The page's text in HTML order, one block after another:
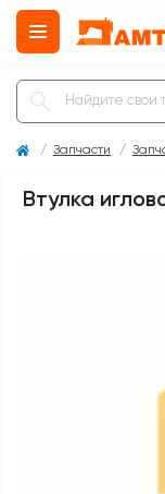
Запчасти
Втулка